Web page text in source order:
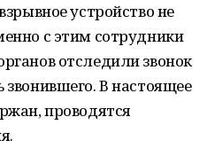
устройство не
с этим сотрудники
отследили звонок
В настоящее
проводятся